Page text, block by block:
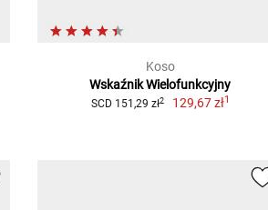
Koso
Wskaźnik Wielofunkcyjny
SCD 151,29 zł2 129,67 zł1